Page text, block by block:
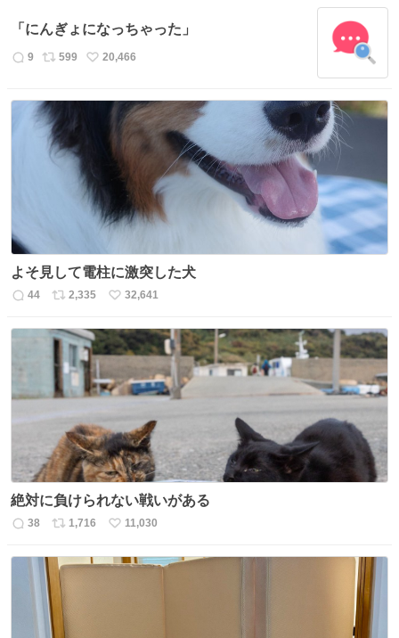
数
ス
ト
数
ね
数
「にんぎょになっちゃった」
返
数
9
リ
ス
ト
数
599
い
ね
20,466
よそ見して電柱に激突した犬
返
数
44
リ
ス
ト
数
2,335
い
ね
数
32,641
絶対に負けられない戦いがある
返
38
リ
ス
ト
数
1,716
い
ね
11,030